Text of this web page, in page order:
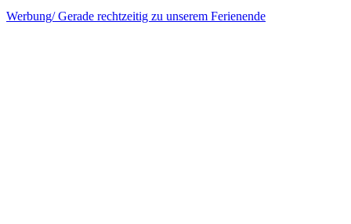
Werbung/ Gerade rechtzeitig zu unserem Ferienende